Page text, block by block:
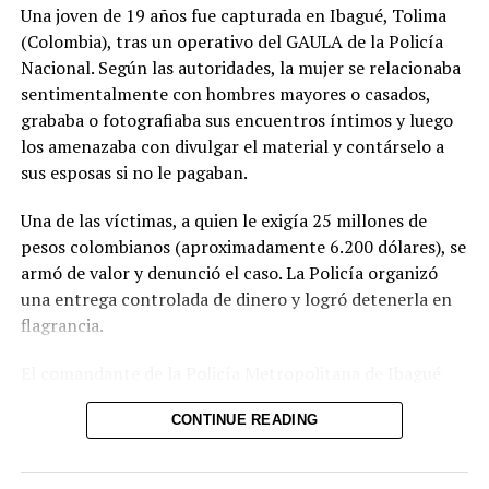
Una joven de 19 años fue capturada en Ibagué, Tolima
(Colombia), tras un operativo del GAULA de la Policía
Nacional. Según las autoridades, la mujer se relacionaba
sentimentalmente con hombres mayores o casados,
grababa o fotografiaba sus encuentros íntimos y luego
los amenazaba con divulgar el material y contárselo a
sus esposas si no le pagaban.
Una de las víctimas, a quien le exigía 25 millones de
pesos colombianos (aproximadamente 6.200 dólares), se
armó de valor y denunció el caso. La Policía organizó
una entrega controlada de dinero y logró detenerla en
flagrancia.
explicó que la joven “seducía con sus encantos a
hombres que tenían familia” y, una vez obtenía el
autoridades no descartan que existan más víctimas y
CONTINUE READING